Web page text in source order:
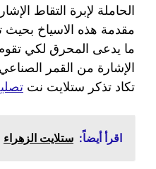
الحاملة لإبرة التقاط
مقدمة هذه الاسياخ
ما يدعى المحرق لكي تقوم
الإشارة من القمر
تكاد تذكر ستلايت نت
اقرأ أيضاً: ستلايت الزهراء